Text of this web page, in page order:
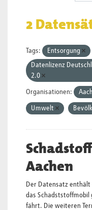
2
Tags: Entsorgung
Datenlizenz
2.0
Organisationen:
Umwelt
Aachen
Der Datensatz enthält
das
fährt. Die weiteren